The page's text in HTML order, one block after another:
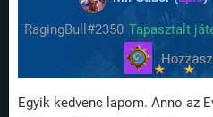
RagingBull#2350 Tapasztalt
Egyik kedvenc lapom. Anno az